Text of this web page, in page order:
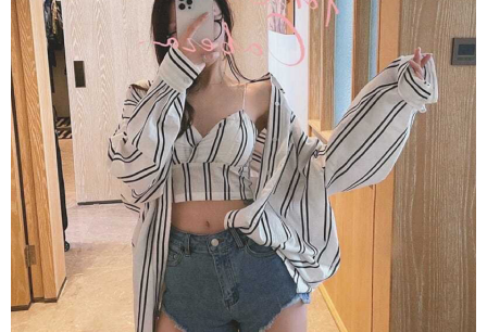
【「AFTEE先享後付」結帳流程】
１．於結帳方式選擇「AFTEE先享後付」後，將跳轉至「AFTEE先享後付」
結帳頁面，進行簡訊認證並確認金額後，即可完成結帳。
２．訂單成立數日內，您將收到繳費通知簡訊。
３．收到繳費通知簡訊後14天內，點擊此簡訊中的連結，可透過四大超商／
ATM／網路銀行／等多元方式進行付款，方視為交易完成。
※ 請注意：結帳手續完成當下不需立刻繳費，但若您需要取消訂單，請聯絡
購買商品的店家。未經商家同意取消之訂單仍視為有效，需透過AFTEE先享
後付繳納相關費用。
※ 交易是否成功請以「AFTEE先享後付 」之結帳頁面顯示為準，若有關於
是否繳費成功／繳費後需取消欲退款等相關疑問，請聯繫「AFTEE先享後付
客戶支援中心」https://netprotections.freshdesk.com/support/home
【注意事項】
１．透過由恩沛科技股份有限公司提供之「AFTEE先享後付」服務完成之交
易，需依本服務之必要範圍內提供個人資料，並將交易相關給付款項請求債
每筆NT$80，滿NT$1,500(含以上)免運費
付款後全家取貨
每筆NT$80，滿NT$1,500(含以上)免運費
萊爾富取貨付款
每筆NT$80，滿NT$1,500(含以上)免運費
付款後萊爾富取貨
每筆NT$80，滿NT$1,500(含以上)免運費
離島取貨加價40
每筆NT$80，滿NT$1,500(含以上)免運費